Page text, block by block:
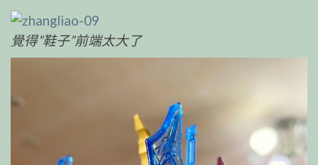
覺得”鞋子”前端太大了